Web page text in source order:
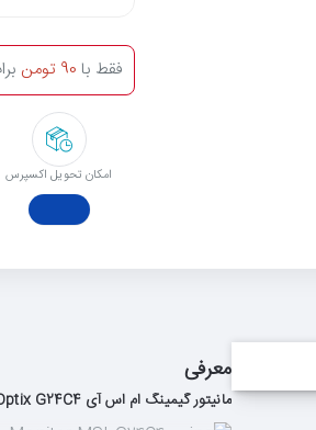
امکان تحویل اکسپرس
فقط با 90 تومن
معرفی
مانیتور گیمینگ ام اس آی MSI Optix G24C4 سایز 24 اینچ